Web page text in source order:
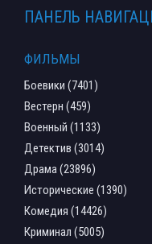
ПАНЕЛЬ
ФИЛЬМЫ
Боевики (7401)
Вестерн (459)
Военный (1133)
Детектив (3014)
Драма (23896)
Исторические (1390)
Комедия (14426)
Криминал (5005)